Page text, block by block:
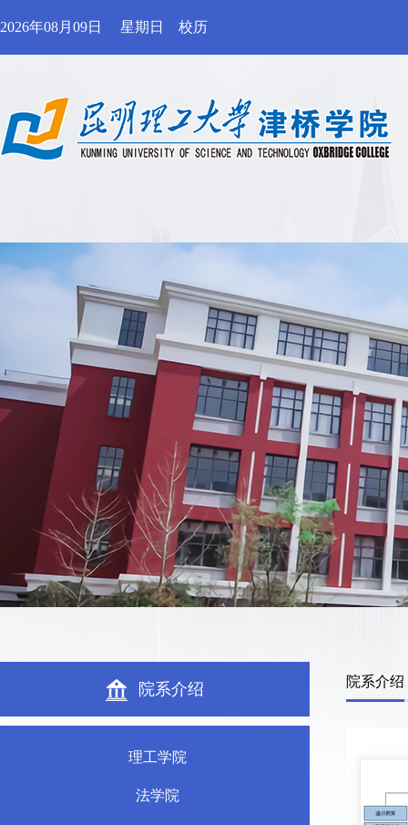
2026年08月09日 星期日 校历
院系介绍
理工学院
法学院
院系介绍